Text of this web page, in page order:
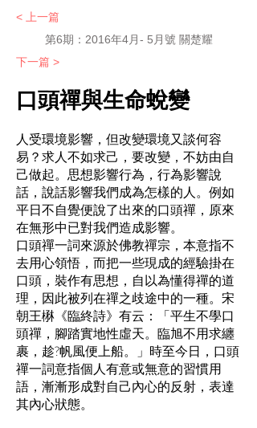
< 上一篇
第6期： 2016年4月- 5月號 關楚耀
下一篇 >
口頭禪與生命蛻變
人受環境影響，但改變環境又談何容
易？求人不如求己，要改變，不妨由自
己做起。思想影響行為，行為影響說
話，說話影響我們成為怎樣的人。例如
平日不自覺便說了出來的口頭禪，原來
在無形中已對我們造成影響。
口頭禪一詞來源於佛教禪宗，本意指不
去用心領悟，而把一些現成的經驗掛在
口頭，裝作有思想，自以為懂得禪的道
理，因此被列在禪之歧途中的一種。宋
朝王楙《臨終詩》有云：「平生不學口
頭禪，腳踏實地性虛天。臨旭不用求纏
裹，趁?帆風便上船。」時至今日，口頭
禪一詞意指個人有意或無意的習慣用
語，漸漸形成對自己內心的反射，表達
其內心狀態。